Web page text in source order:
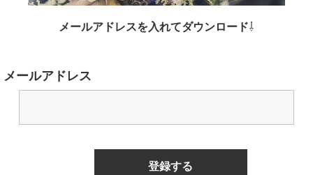
メールアドレスを入れてダウンロード⇩
メールアドレス